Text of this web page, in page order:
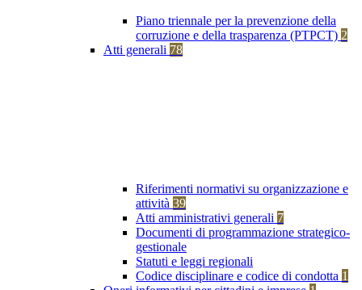
Piano triennale per la prevenzione della
corruzione e della trasparenza (PTPCT) 2
Atti generali 78
Riferimenti normativi su organizzazione e
attività 39
Atti amministrativi generali 7
Documenti di programmazione strategico-
gestionale
Statuti e leggi regionali
Codice disciplinare e codice di condotta 1